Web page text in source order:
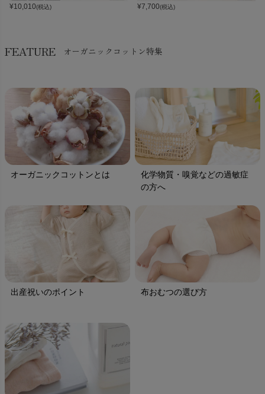
¥10,010(税込) ¥7,700(税込)
FEATURE オーガニックコットン特集
オーガニックコットンとは
化学物質・嗅覚などの過敏症
の方へ
出産祝いのポイント 布おむつの選び方